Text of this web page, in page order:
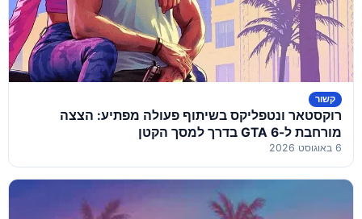
קשור
רוקסטאר ונטפליקס בשיתוף פעולה מפתיע: הצצה
מורחבת ל-GTA 6 בדרך למסך הקטן
6 באוגוסט 2026